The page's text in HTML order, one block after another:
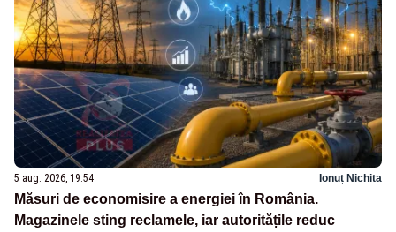
5 aug. 2026, 19:54 Ionuț Nichita
Măsuri de economisire a energiei în România.
Magazinele sting reclamele, iar autoritățile reduc